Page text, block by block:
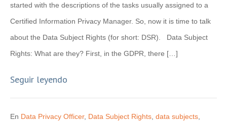
started with the descriptions of the tasks usually assigned to a
Certified Information Privacy Manager. So, now it is time to talk
about the Data Subject Rights (for short: DSR). Data Subject
Rights: What are they? First, in the GDPR, there […]
Seguir leyendo
En Data Privacy Officer, Data Subject Rights data subjects